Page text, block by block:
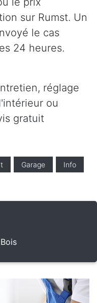
sur Rumst. Un
le cas
24 heures.
réglage
ou
gratuit
Garage Info